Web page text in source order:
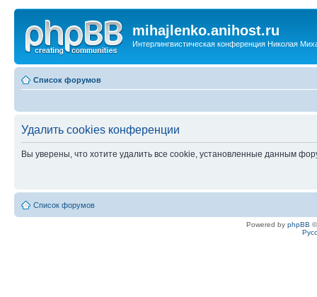
mihajlenko.anihost.ru
Интерлингвистическая конференция Николая
Список форумов
Удалить cookies конференции
Вы уверены, что хотите удалить все cookie, установленные данным
Список форумов
Powered by phpBB